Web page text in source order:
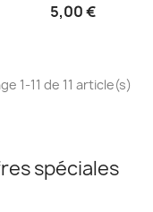
5,00 €
1-11 de 11 article(s)
spéciales